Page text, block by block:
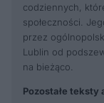
codziennych,
społeczności.
przez
Lublin od
na bieżąco.
Pozostałe teksty